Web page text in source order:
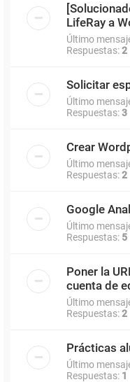
LifeRay a
Último
Respuestas:2
Solicitar
Último
Respuestas:3
Crear
Último
Respuestas:2
Google
Último
Respuestas: 5
Poner la
cuenta de
Último
Respuestas:2
Prácticas
Último
Respuestas: 1